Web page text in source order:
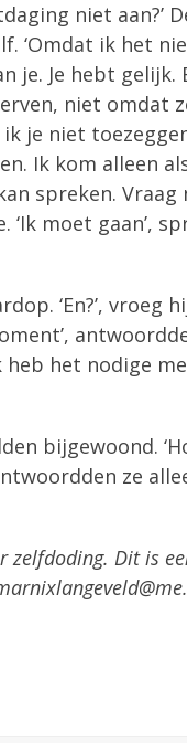
niet aan?’
ik het
Je hebt gelijk.
niet omdat
je niet
Ik kom alleen
spreken. Vraag
moet gaan’,
‘En?’, vroeg
het nodige
bijgewoond.
ze
zelfdoding. Dit is